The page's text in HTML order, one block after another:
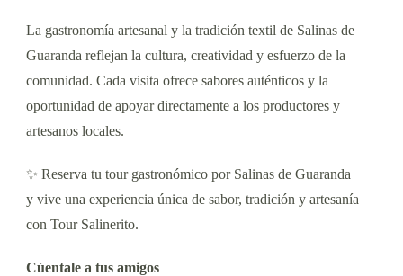
La gastronomía artesanal y la tradición textil de Salinas de
Guaranda reflejan la cultura, creatividad y esfuerzo de la
comunidad. Cada visita ofrece sabores auténticos y la
oportunidad de apoyar directamente a los productores y
artesanos locales.
✨ Reserva tu tour gastronómico por Salinas de Guaranda
y vive una experiencia única de sabor, tradición y artesanía
con Tour Salinerito.
Cúentale a tus amigos